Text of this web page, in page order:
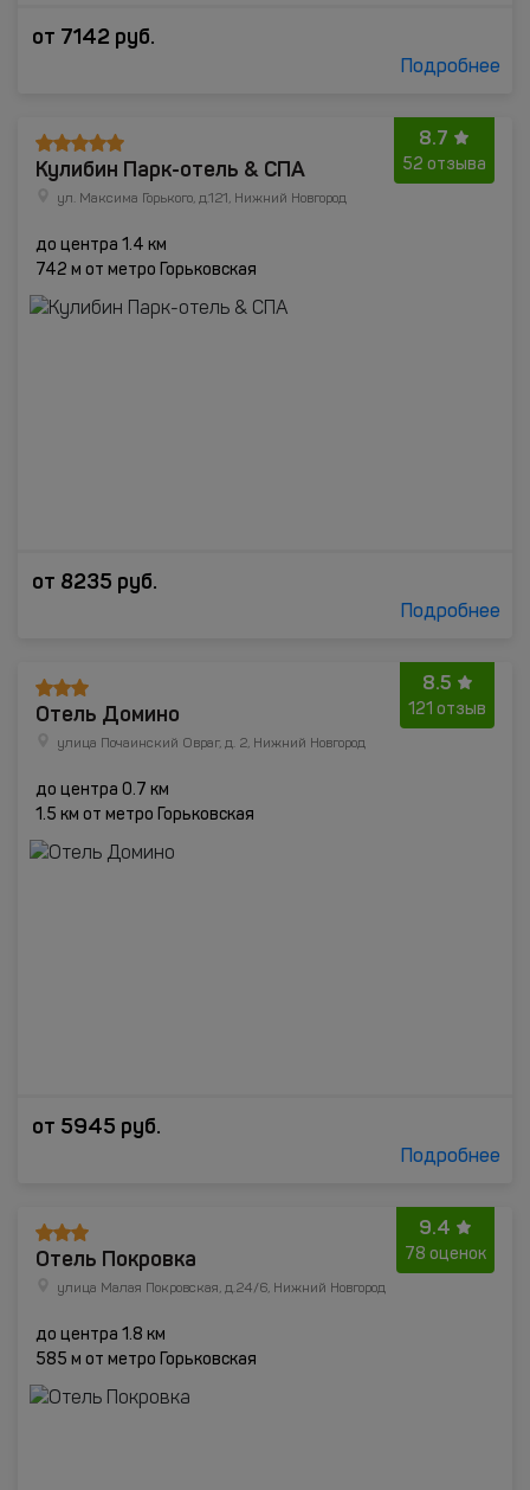
от 7142 руб.
Подробнее
8.7
52 отзыва
Кулибин Парк-отель & СПА
ул. Максима Горького, д.121, Нижний Новгород
до центра 1.4 км
742 м от метро Горьковская
от 8235 руб.
Подробнее
8.5
121 отзыв
Отель Домино
улица Почаинский Овраг, д. 2, Нижний Новгород
до центра 0.7 км
1.5 км от метро Горьковская
от 5945 руб.
Подробнее
9.4
78 оценок
Отель Покровка
улица Малая Покровская, д.24/6, Нижний Новгород
до центра 1.8 км
585 м от метро Горьковская